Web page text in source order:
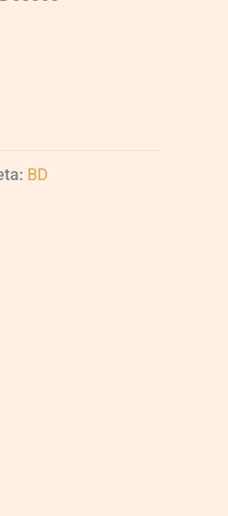
BD